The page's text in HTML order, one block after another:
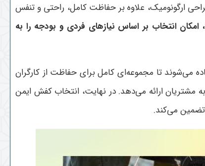
ارگونومیک، علاوه بر حفاظت کامل، راحتی و تنفس
امکان انتخاب بر اساس نیازهای فردی و بودجه را به
می‌شوند تا مجموعه‌ای کامل برای حفاظت از کارگران
مشتریان ارائه می‌دهد. در نهایت، انتخاب کفش ایمن
می‌کند.